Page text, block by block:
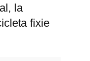
la
fixie